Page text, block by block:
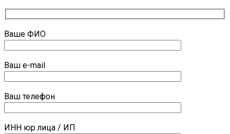
Ваше ФИО
Ваш e-mail
Ваш телефон
ИНН юр.лица / ИП